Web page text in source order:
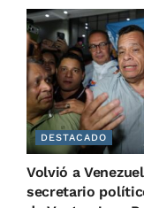
DESTACADO
Volvió a
secretario